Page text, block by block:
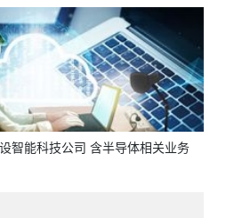
智能科技公司 含半导体相关业务